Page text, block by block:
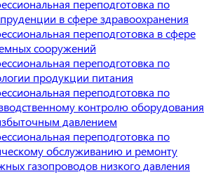
переподготовка по
в сфере здравоохранения
переподготовка в сфере
сооружений
переподготовка по
продукции питания
переподготовка по
контролю оборудования
давлением
переподготовка по
обслуживанию и ремонту
газопроводов низкого давления